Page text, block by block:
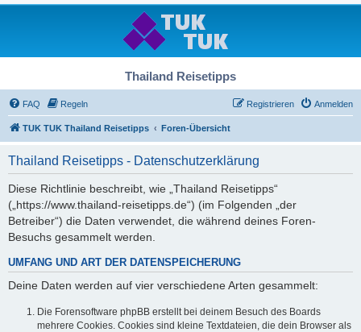
Thailand Reisetipps
FAQ Regeln Anmelden
Registrieren
TUK TUK Thailand Reisetipps Foren-Übersicht
Thailand Reisetipps - Datenschutzerklärung
Diese Richtlinie beschreibt, wie „Thailand Reisetipps“
(„https://www.thailand-reisetipps.de“) (im Folgenden „der
Betreiber“) die Daten verwendet, die während deines Foren-
Besuchs gesammelt werden.
UMFANG UND ART DER DATENSPEICHERUNG
Deine Daten werden auf vier verschiedene Arten gesammelt:
Die Forensoftware phpBB erstellt bei deinem Besuch des Boards
mehrere Cookies. Cookies sind kleine Textdateien, die dein Browser als